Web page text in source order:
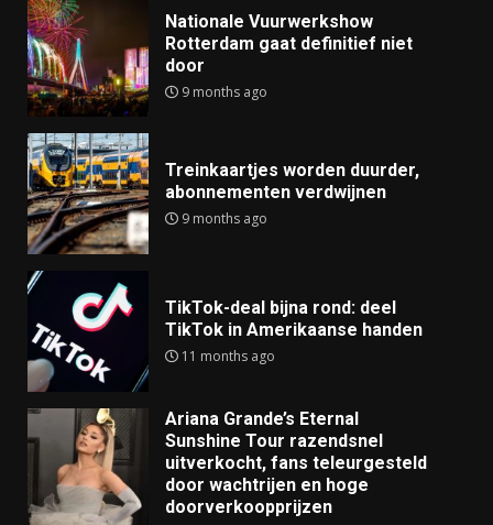
Nationale Vuurwerkshow
Rotterdam gaat definitief niet
door
9 months ago
Treinkaartjes worden duurder,
abonnementen verdwijnen
9 months ago
TikTok-deal bijna rond: deel
TikTok in Amerikaanse handen
11 months ago
Ariana Grande’s Eternal
Sunshine Tour razendsnel
uitverkocht, fans teleurgesteld
door wachtrijen en hoge
doorverkoopprijzen